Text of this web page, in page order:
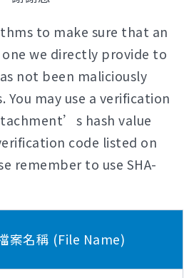
to make sure that an
we directly provide to
not been maliciously
You may use a verification
hash value
code listed on
remember to use SHA-
案名稱 (File Name)